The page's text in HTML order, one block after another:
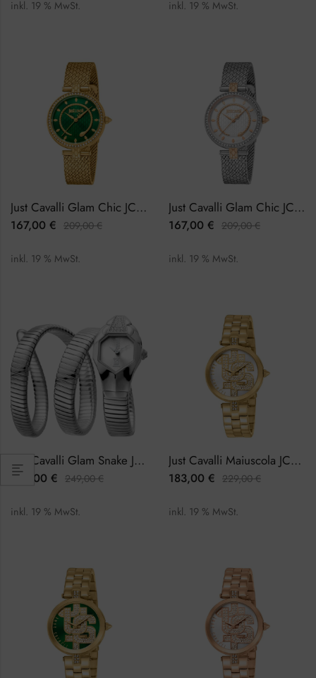
inkl. 19 % MwSt. inkl. 19 % MwSt.
Just Cavalli Glam Chic JC1L240M0035 Damenuhr
167,00 € 209,00€
inkl. 19 % MwSt.
Just Cavalli Glam Chic JC1L240M0065 Damenuhr
167,00 € 209,00€
inkl. 19 % MwSt.
Just Cavalli Glam Snake JC1L022M0055 Damenuhr
199,00 € 249,00€
inkl. 19 % MwSt.
Just Cavalli Maiuscola JC1L241M0055 Damenuhr
183,00 € 229,00€
inkl. 19 % MwSt.